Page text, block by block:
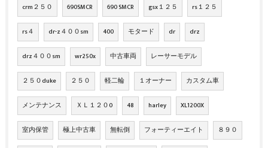
crm２５０ 690SMCR 690 SMCR gsx１２５ rs１２５
rs４ dr-z４００sm 400 モタード dr drz
drz４００sm wr250x 中古車両 レーサーモデル
２５０duke ２５０ 軽二輪 １オーナー カスタム車
メンテナンス ＸＬ１２０0 48 harley XL1200X
室内保管 極上中古車 無転倒 フォーティーエイト ８９０